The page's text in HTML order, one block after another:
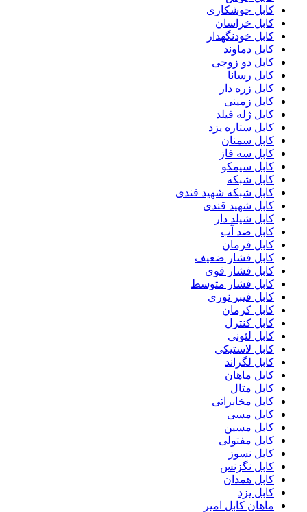
کابل جوشکاری
کابل خراسان
کابل خودنگهدار
کابل دماوند
کابل دو زوجی
کابل رسانا
کابل زره دار
کابل زمینی
کابل ژله فیلد
کابل ستاره یزد
کابل سمنان
کابل سه فاز
کابل سیمکو
کابل شبکه
کابل شبکه شهید قندی
کابل شهید قندی
کابل شیلد دار
کابل ضد آب
کابل فرمان
کابل فشار ضعیف
کابل فشار قوی
کابل فشار متوسط
کابل فیبر نوری
کابل کرمان
کابل کنترل
کابل لئونی
کابل لاستیکی
کابل لگراند
کابل ماهان
کابل متال
کابل مخابراتی
کابل مسی
کابل مسین
کابل مفتولی
کابل نسوز
کابل نگزنس
کابل همدان
کابل یزد
ماهان کابل امیر